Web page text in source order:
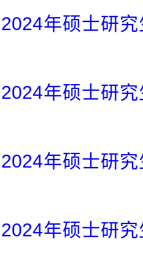
年硕士研
年硕士研
年硕士研
年硕士研